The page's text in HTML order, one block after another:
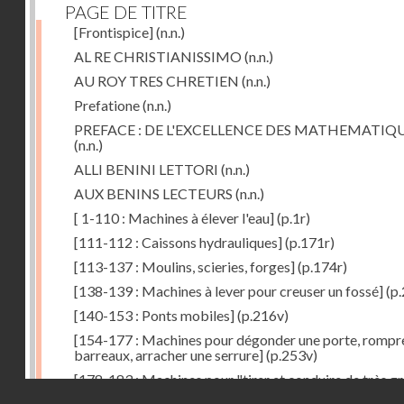
PAGE DE TITRE
[Frontispice](n.n.)
AL RE CHRISTIANISSIMO (n.n.)
AU ROY TRES CHRETIEN (n.n.)
Prefatione(n.n.)
PREFACE : DE L'EXCELLENCE DES
(n.n.)
ALLI BENINI LETTORI (n.n.)
AUX BENINS LECTEURS (n.n.)
[ 1-110 : Machines à élever l'eau](p.1r)
[111-112 : Caissons hydrauliques](p.171r)
[113-137 : Moulins, scieries, forges](p.174r)
[138-139 : Machines à lever pour creuser un fossé]
[140-153 : Ponts mobiles](p.216v)
[154-177 : Machines pour dégonder une porte,
barreaux, arracher une serrure](p.253v)
[178-183 : Machines pour "tirer et conduire de très